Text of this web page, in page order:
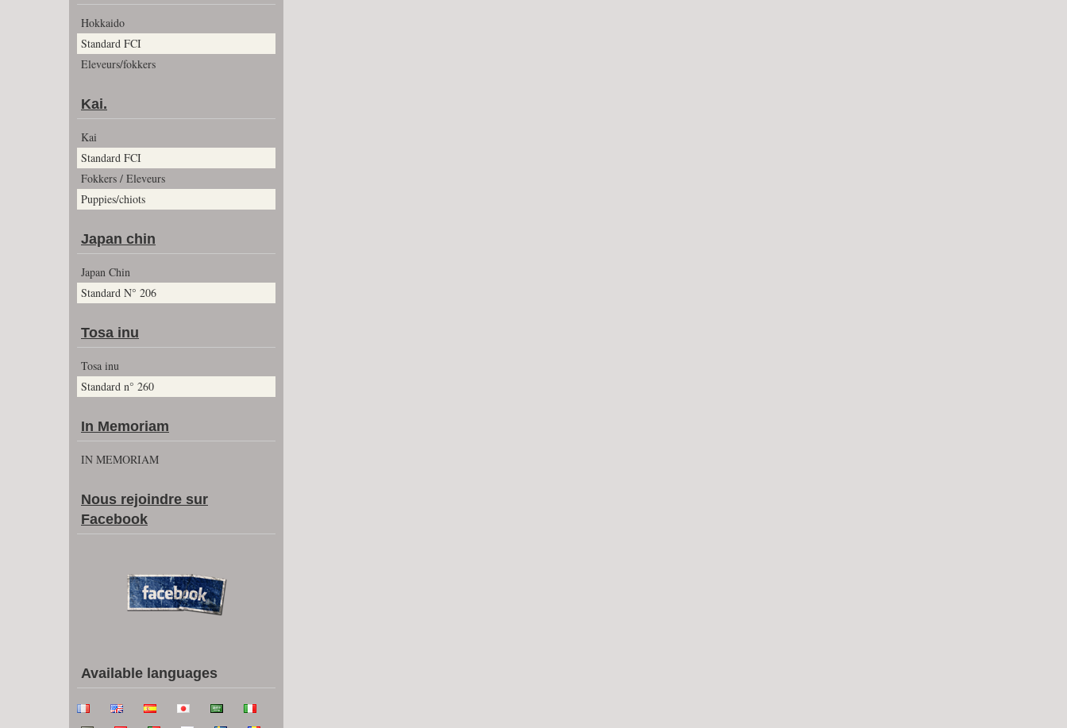
Hokkaido
Standard FCI
Eleveurs/fokkers
Kai.
Kai
Standard FCI
Fokkers / Eleveurs
Puppies/chiots
Japan chin
Japan Chin
Standard N° 206
Tosa inu
Tosa inu
Standard n° 260
In Memoriam
IN MEMORIAM
Nous rejoindre sur
Facebook
Available languages